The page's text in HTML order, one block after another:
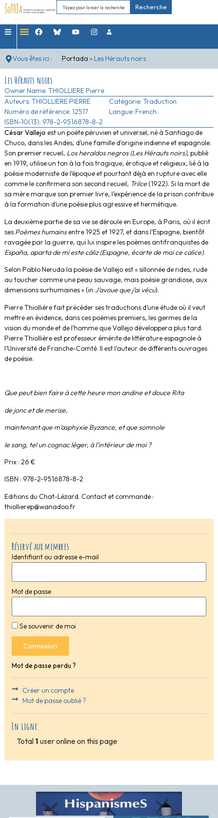
Recherche
Vous êtes ici : Portada » Les Hérauts noirs
Réservé aux membres
Identifiant ou adresse e-mail
Mot de passe
Se souvenir de moi
Connexion
Mot de passe perdu ?
Créer un compte
Mot de passe oublié ?
En ligne
Total 1 user online on this page
Les Hérauts noirs
Owner Name: THIOLLIERE Pierre
Auteurs: THIOLLIERE PIERRE
Numéro de référence: 12517
ISBN-10(13): 978-2-9516878-8-2
Catégorie: Traduction
Langue: French
César Vallejo est un poète péruvien et universel, né à Santiago de
Chuco, dans les Andes, d’une famille d’origine indienne et espagnole.
Son premier recueil, Los heraldos negros (Les Hérauts noirs), publié
en 1919, utilise un ton à la fois tragique, érotique et religieux, lié à la
poésie moderniste de l’époque et pourtant déjà en rupture avec elle
comme le confirmera son second recueil, Trilce(1922). Si la mort de
sa mère marque son premier livre, l’expérience de la prison contribue
à la formation d’une poésie plus agressive et hermétique.
La deuxième partie de sa vie se déroule en Europe, à Paris, où il écrit
ses Poèmes humainsentre 1925 et 1927, et dans l’Espagne, bientôt
ravagée par la guerre, qui lui inspire les poèmes antifranquistes de
España, aparta de mí este cáliz (Espagne, écarte de moi ce calice).
Selon Pablo Neruda la poésie de Vallejo est « sillonnée de rides, rude
au toucher comme une peau sauvage, mais poésie grandiose, aux
dimensions surhumaines » (in J’avoue que j’ai vécu).
Pierre Thiollière fait précéder ses traductions d’une étude où il veut
mettre en évidence, dans ces poèmes premiers, les germes de la
vision du monde et de l’homme que Vallejo développera plus tard.
Pierre Thiollière est professeur émérite de littérature espagnole à
l’Université de Franche-Comté. Il est l’auteur de différents ouvrages
de poésie.
Que peut bien faire à cette heure mon andine et douce Rita
de jonc et de merise,
maintenant que m’asphyxie Byzance, et que somnole
le sang, tel un cognac léger, à l’intérieur de moi ?
Prix : 26 €
ISBN : 978-2-9516878-8-2
Editions du Chat-Lézard. Contact et commande :
thiollierep@wanadoo.fr